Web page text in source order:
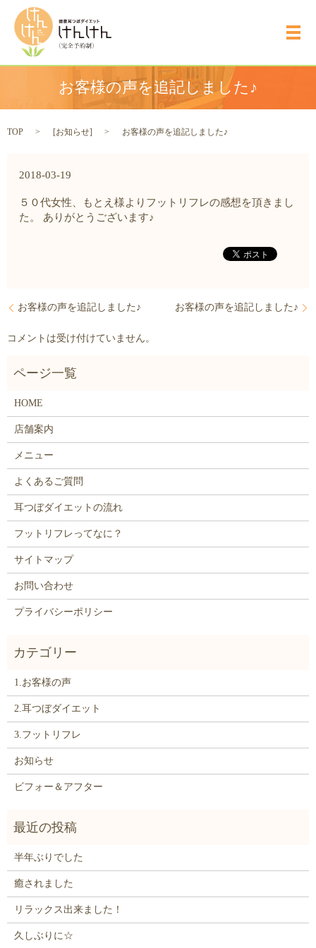
メ
お客様の声を追記しました♪
TOP [お知らせ] お客様の声を追記しました♪
2018-03-19
５０代女性、もとえ様よりフットリフレの感想を頂きまし
た。 ありがとうございます♪
お客様の声を追記しました♪ お客様の声を追記しました♪
コメントは受け付けていません。
HOME
店舗案内
メニュー
よくあるご質問
耳つぼダイエットの流れ
フットリフレってなに？
サイトマップ
お問い合わせ
プライバシーポリシー
1.お客様の声
2.耳つぼダイエット
3.フットリフレ
お知らせ
ビフォー＆アフター
半年ぶりでした
癒されました
リラックス出来ました！
久しぶりに☆